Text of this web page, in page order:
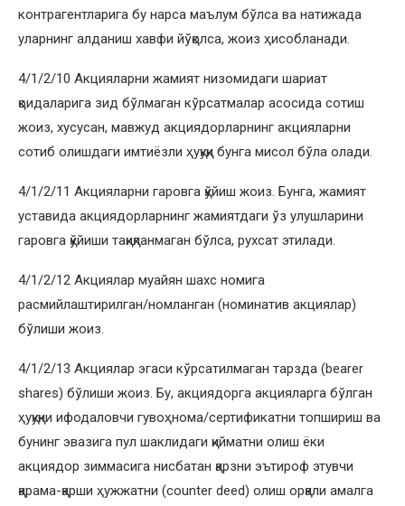
контрагентларига бу нарса маълум бўлса ва натижада
уларнинг алданиш хавфи йўқолса, жоиз ҳисобланади.
4/1/2/10 Акцияларни жамият низомидаги шариат
қоидаларига зид бўлмаган кўрсатмалар асосида сотиш
жоиз, хусусан, мавжуд акциядорларнинг акцияларни
сотиб олишдаги имтиёзли ҳуқуқи бунга мисол бўла олади.
4/1/2/11 Акцияларни гаровга қўйиш жоиз. Бунга, жамият
уставида акциядорларнинг жамиятдаги ўз улушларини
гаровга қўйиши тақиқланмаган бўлса, рухсат этилади.
4/1/2/12 Акциялар муайян шахс номига
расмийлаштирилган/номланган (номинатив акциялар)
бўлиши жоиз.
4/1/2/13 Акциялар эгаси кўрсатилмаган тарзда (bearer
shares) бўлиши жоиз. Бу, акциядорга акцияларга бўлган
ҳуқуқни ифодаловчи гувоҳнома/сертификатни топшириш ва
бунинг эвазига пул шаклидаги қийматни олиш ёки
акциядор зиммасига нисбатан қарзни эътироф этувчи
қарама-қарши ҳужжатни (counter deed) олиш орқали амалга